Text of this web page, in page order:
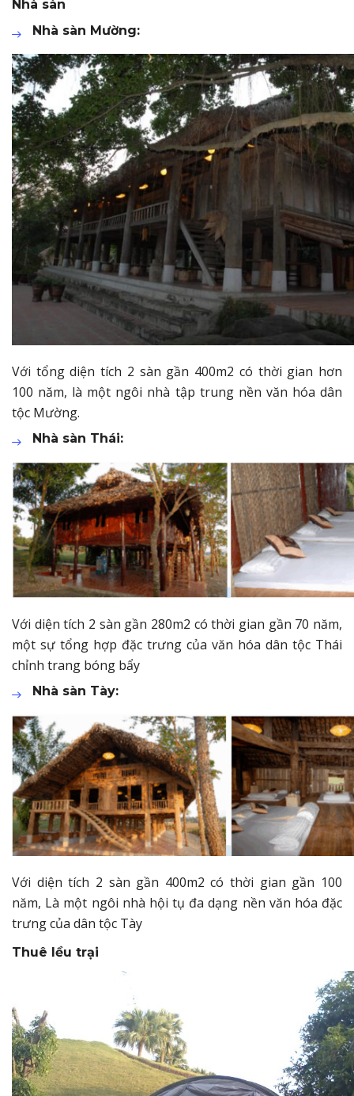
Nhà sàn
Nhà sàn Mường:
Với tổng diện tích 2 sàn gần 400m2 có thời gian hơn
100 năm, là một ngôi nhà tập trung nền văn hóa dân
tộc Mường.
Nhà sàn Thái:
Với diện tích 2 sàn gần 280m2 có thời gian gần 70 năm,
một sự tổng hợp đặc trưng của văn hóa dân tộc Thái
chỉnh trang bóng bẩy
Nhà sàn Tày:
Với diện tích 2 sàn gần 400m2 có thời gian gần 100
năm, Là một ngôi nhà hội tụ đa dạng nền văn hóa đặc
trưng của dân tộc Tày
Thuê lều trại